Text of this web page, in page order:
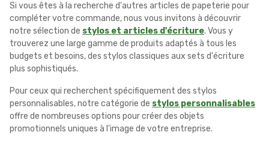
Si vous êtes à la recherche d'autres articles de papeterie pour
compléter votre commande, nous vous invitons à découvrir
notre sélection de stylos et articles d'écriture. Vous y
trouverez une large gamme de produits adaptés à tous les
budgets et besoins, des stylos classiques aux sets d'écriture
plus sophistiqués.
Pour ceux qui recherchent spécifiquement des stylos
personnalisables, notre catégorie de stylos personnalisables
offre de nombreuses options pour créer des objets
promotionnels uniques à l'image de votre entreprise.